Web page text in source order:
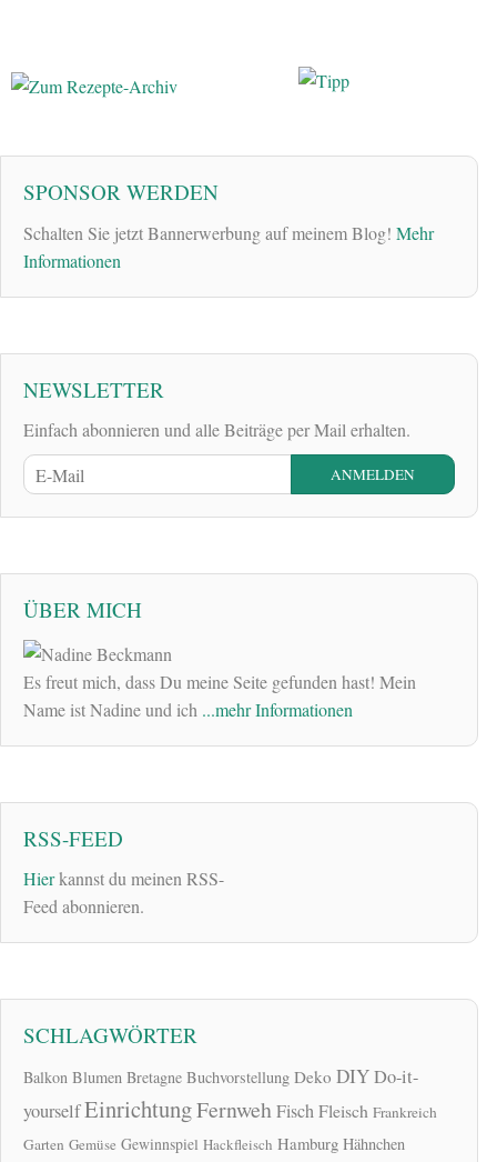
SPONSOR WERDEN
Schalten Sie jetzt Bannerwerbung auf meinem Blog! Mehr
Informationen
NEWSLETTER
Einfach abonnieren und alle Beiträge per Mail erhalten.
ÜBER MICH
Es freut mich, dass Du meine Seite gefunden hast! Mein
Name ist Nadine und ich ...mehr Informationen
RSS-FEED
Hierkannst du meinen RSS-
Feed abonnieren.
SCHLAGWÖRTER
Balkon Blumen Bretagne Buchvorstellung Deko DIYDo-it-
yourselfEinrichtungFernwehFischFleisch Frankreich
Garten Gemüse Gewinnspiel Hackfleisch Hamburg Hähnchen